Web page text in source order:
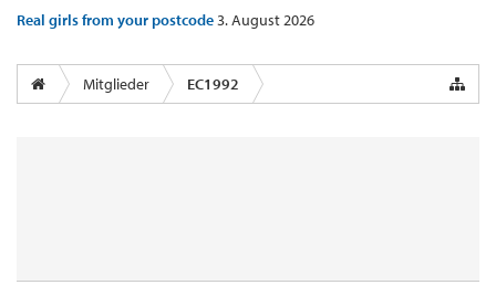
Real girls from your postcode3. August 2026
Mitglieder EC1992